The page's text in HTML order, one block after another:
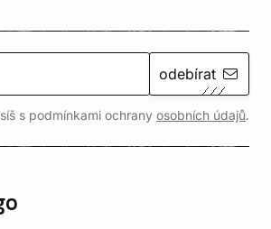
odebírat
s podmínkami ochrany osobních údajů.